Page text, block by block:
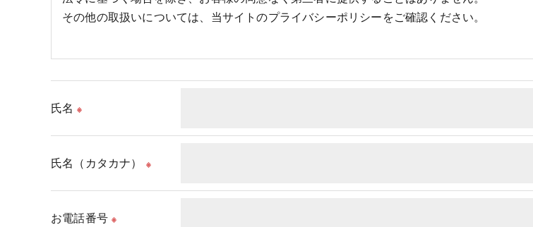
その他の取扱いについては、当サイトのプライバシーポリシーをご確認ください。
氏名 ※
氏名（カタカナ） ※
お電話番号 ※